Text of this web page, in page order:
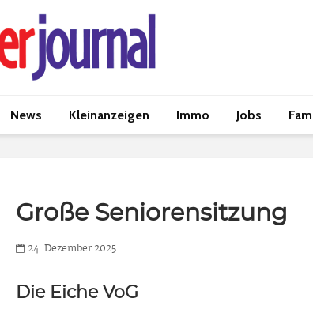
News Kleinanzeigen Immo Jobs
Große Seniorensitzung
24. Dezember 2025
Die Eiche VoG